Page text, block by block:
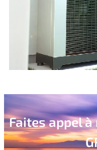
Faites appel